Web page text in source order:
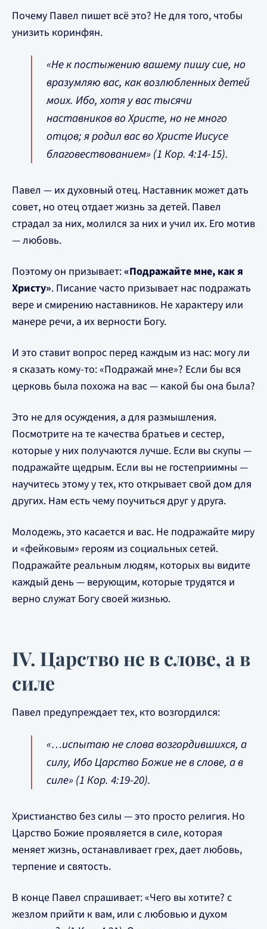
Почему Павел пишет всё это? Не для того, чтобы
унизить коринфян.
«Не к постыжению вашему пишу сие, но
вразумляю вас, как возлюбленных детей
моих. Ибо, хотя у вас тысячи
наставников во Христе, но не много
отцов; я родил вас во Христе Иисусе
благовествованием» (1 Кор. 4:14-15).
Павел — их духовный отец. Наставник может дать
совет, но отец отдает жизнь за детей. Павел
страдал за них, молился за них и учил их. Его мотив
— любовь.
Поэтому он призывает:«Подражайте мне, как я
Христу». Писание часто призывает нас подражать
вере и смирению наставников. Не характеру или
манере речи, а их верности Богу.
И это ставит вопрос перед каждым из нас: могу ли
я сказать кому-то: «Подражай мне»? Если бы вся
церковь была похожа на вас — какой бы она была?
Это не для осуждения, а для размышления.
Посмотрите на те качества братьев и сестер,
которые у них получаются лучше. Если вы скупы —
подражайте щедрым. Если вы не гостеприимны —
научитесь этому у тех, кто открывает свой дом для
других. Нам есть чему поучиться друг у друга.
Молодежь, это касается и вас. Не подражайте миру
и «фейковым» героям из социальных сетей.
Подражайте реальным людям, которых вы видите
каждый день — верующим, которые трудятся и
верно служат Богу своей жизнью.
IV. Царство не в слове, а в
силе
Павел предупреждает тех, кто возгордился:
«…испытаю не слова возгордившихся, а
силу, Ибо Царство Божие не в слове, а в
силе» (1 Кор. 4:19-20).
Христианство без силы — это просто религия. Но
Царство Божие проявляется в силе, которая
меняет жизнь, останавливает грех, дает любовь,
терпение и святость.
В конце Павел спрашивает: «Чего вы хотите? с
жезлом прийти к вам, или с любовью и духом